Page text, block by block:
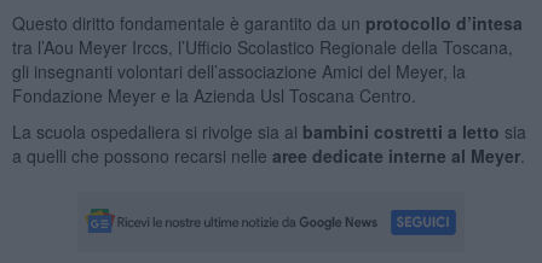
Questo diritto fondamentale è garantito da un protocollo d’intesa
tra l’Aou Meyer Irccs, l’Ufficio Scolastico Regionale della Toscana,
gli insegnanti volontari dell’associazione Amici del Meyer, la
Fondazione Meyer e la Azienda Usl Toscana Centro.
La scuola ospedaliera si rivolge sia ai bambini costretti a letto sia
a quelli che possono recarsi nelle aree dedicate interne al Meyer.